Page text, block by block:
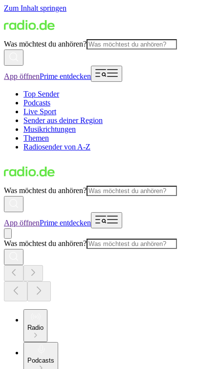
Zum Inhalt springen
Was möchtest du anhören?
App öffnenPrime entdecken
Top Sender
Podcasts
Live Sport
Sender aus deiner Region
Musikrichtungen
Themen
Radiosender von A-Z
Was möchtest du anhören?
App öffnenPrime entdecken
Was möchtest du anhören?
Radio
Podcasts